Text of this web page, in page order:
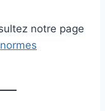
notre page
normes